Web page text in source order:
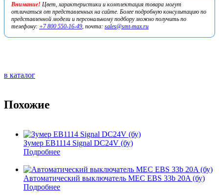
Внимание! Цвет, характеристики и комплектация товара могут
отличаться от представленных на сайте. Более подробную консультацию по
представленной модели и персональному подбору можно получить по
телефону: +7 800 550-16-49, почта: sales@smt-max.ru
в каталог
Похожие
Зумер EB1114 Signal DC24V (бу)
Подробнее
Автоматический выключатель MEC EBS 33b 20A (бу)
Подробнее